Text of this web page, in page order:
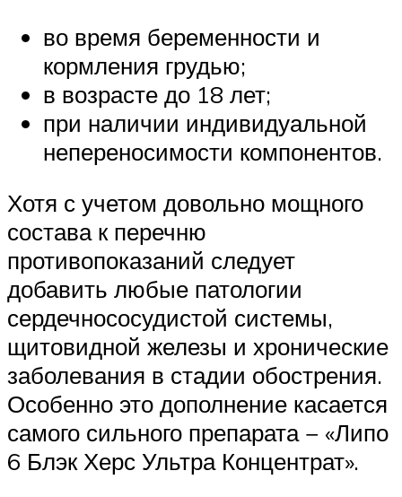
во время беременности и
кормления грудью;
в возрасте до 18 лет;
при наличии индивидуальной
непереносимости компонентов.
Хотя с учетом довольно мощного
состава к перечню
противопоказаний следует
добавить любые патологии
сердечнососудистой системы,
щитовидной железы и хронические
заболевания в стадии обострения.
Особенно это дополнение касается
самого сильного препарата − «Липо
6 Блэк Херс Ультра Концентрат».